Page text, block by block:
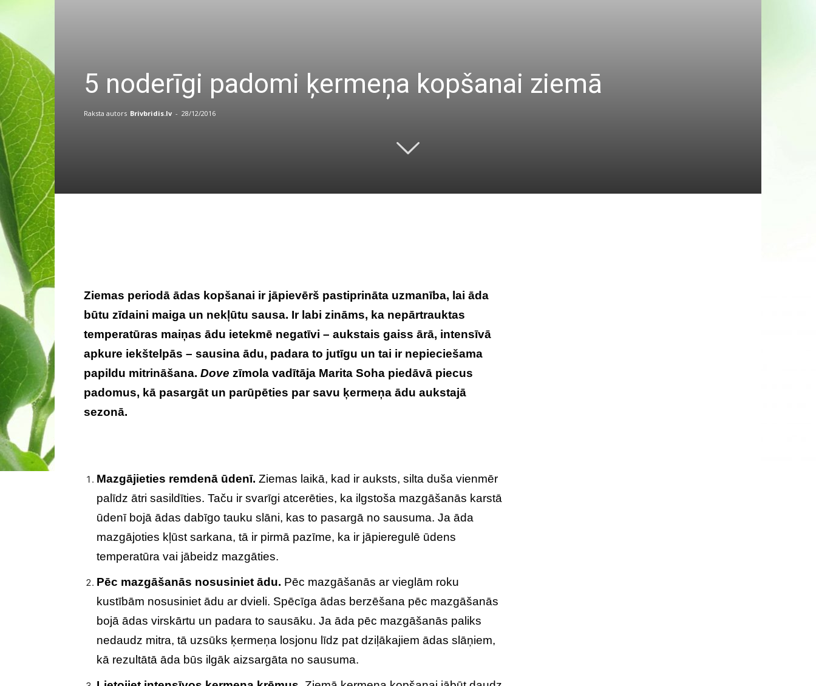
5 noderīgi padomi ķermeņa kopšanai ziemā
Raksta autors Brivbridis.lv - 28/12/2016
Ziemas periodā ādas kopšanai ir jāpievērš pastiprināta uzmanība, lai āda
būtu zīdaini maiga un nekļūtu sausa. Ir labi zināms, ka nepārtrauktas
temperatūras maiņas ādu ietekmē negatīvi – aukstais gaiss ārā, intensīvā
apkure iekštelpās – sausina ādu, padara to jutīgu un tai ir nepieciešama
papildu mitrināšana. Dove zīmola vadītāja Marita Soha piedāvā piecus
padomus, kā pasargāt un parūpēties par savu ķermeņa ādu aukstajā
sezonā.
Mazgājieties remdenā ūdenī. Ziemas laikā, kad ir auksts, silta duša vienmēr
palīdz ātri sasildīties. Taču ir svarīgi atcerēties, ka ilgstoša mazgāšanās karstā
ūdenī bojā ādas dabīgo tauku slāni, kas to pasargā no sausuma. Ja āda
mazgājoties kļūst sarkana, tā ir pirmā pazīme, ka ir jāpieregulē ūdens
temperatūra vai jābeidz mazgāties.
Pēc mazgāšanās nosusiniet ādu. Pēc mazgāšanās ar vieglām roku
kustībām nosusiniet ādu ar dvieli. Spēcīga ādas berzēšana pēc mazgāšanās
bojā ādas virskārtu un padara to sausāku. Ja āda pēc mazgāšanās paliks
nedaudz mitra, tā uzsūks ķermeņa losjonu līdz pat dziļākajiem ādas slāņiem,
kā rezultātā āda būs ilgāk aizsargāta no sausuma.